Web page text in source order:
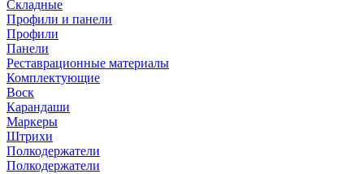
Складные
Профили и панели
Профили
Панели
Реставрационные материалы
Комплектующие
Воск
Карандаши
Маркеры
Штрихи
Полкодержатели
Полкодержатели